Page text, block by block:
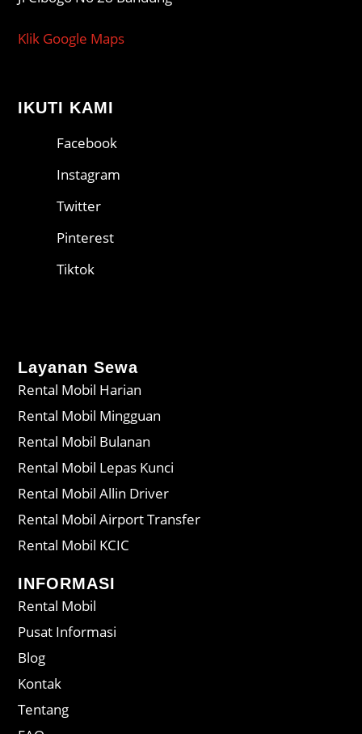
Klik Google Maps
IKUTI KAMI
Facebook
Instagram
Twitter
Pinterest
Tiktok
Layanan Sewa
Rental Mobil Harian
Rental Mobil Mingguan
Rental Mobil Bulanan
Rental Mobil Lepas Kunci
Rental Mobil Allin Driver
Rental Mobil Airport Transfer
Rental Mobil KCIC
INFORMASI
Rental Mobil
Pusat Informasi
Blog
Kontak
Tentang